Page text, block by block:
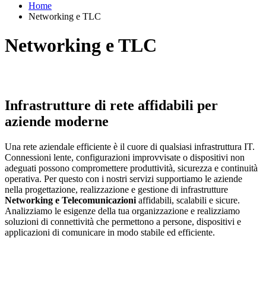
Home
Networking e TLC
Networking e TLC
Infrastrutture di rete affidabili per
aziende moderne
Una rete aziendale efficiente è il cuore di qualsiasi infrastruttura IT.
Connessioni lente, configurazioni improvvisate o dispositivi non
adeguati possono compromettere produttività, sicurezza e continuità
operativa. Per questo con i nostri servizi supportiamo le aziende
nella progettazione, realizzazione e gestione di infrastrutture
Networking e Telecomunicazioni affidabili, scalabili e sicure.
Analizziamo le esigenze della tua organizzazione e realizziamo
soluzioni di connettività che permettono a persone, dispositivi e
applicazioni di comunicare in modo stabile ed efficiente.